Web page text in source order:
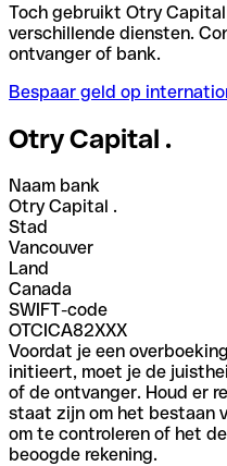
Toch gebruikt Otry
verschillende diensten.
ontvanger of bank.
Bespaar geld op
Otry Capital .
Naam bank
Otry Capital .
Stad
Vancouver
Land
Canada
SWIFT-code
OTCICA82XXX
Voordat je een
initieert, moet je de
of de ontvanger. Houd er
staat zijn om het bestaan
om te controleren of het
beoogde rekening.